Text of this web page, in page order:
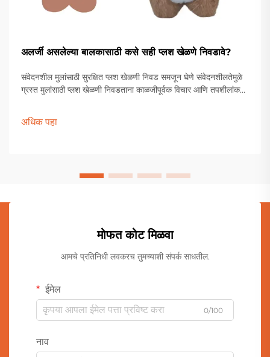
अलर्जी असलेल्या बालकासाठी कसे सही प्लश खेळणे निवडावे?
संवेदनशील मुलांसाठी सुरक्षित प्लश खेळणी निवड समजून घेणे संवेदनशीलतेमुळे
ग्रस्त मुलांसाठी प्लश खेळणी निवडताना काळजीपूर्वक विचार आणि तपशीलांकडे
उत्पादन प्रक्रिया इत्यादींमधून जाणे आवश्यक असते.
अधिक पहा
मोफत कोट मिळवा
आमचे प्रतिनिधी लवकरच तुमच्याशी संपर्क साधतील.
ईमेल
0/100
नाव